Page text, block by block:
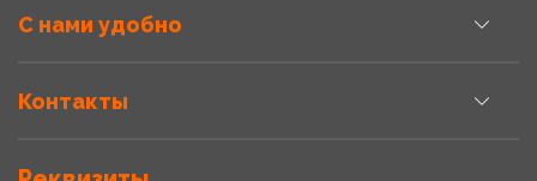
С нами удобно
Контакты